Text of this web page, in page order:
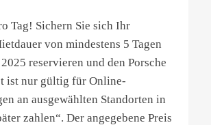
Tag! Sichern Sie sich Ihr
von mindestens 5 Tagen
reservieren und den Porsche
ist nur gültig für Online-
an ausgewählten Standorten in
zahlen“. Der angegebene Preis